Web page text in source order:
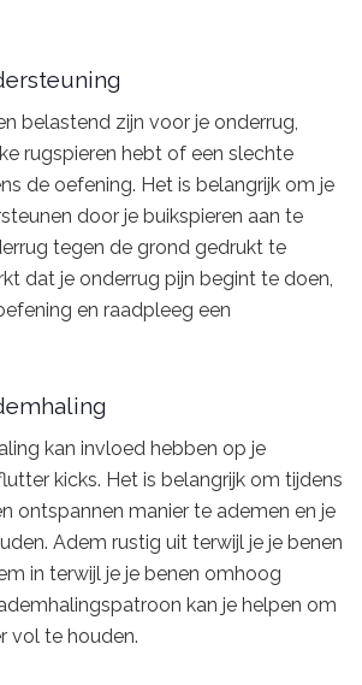
belastend zijn voor je onderrug,
rugspieren hebt of een slechte
de oefening. Het is belangrijk om je
door je buikspieren aan te
tegen de grond gedrukt te
dat je onderrug pijn begint te doen,
en raadpleeg een
kan invloed hebben op je
kicks. Het is belangrijk om tijdens
ontspannen manier te ademen en je
Adem rustig uit terwijl je je benen
in terwijl je je benen omhoog
kan je helpen om
vol te houden.